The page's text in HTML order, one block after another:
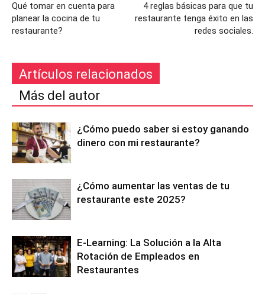
Qué tomar en cuenta para
planear la cocina de tu
restaurante?
4 reglas básicas para que tu
restaurante tenga éxito en las
redes sociales.
Artículos relacionados
Más del autor
¿Cómo puedo saber si estoy ganando
dinero con mi restaurante?
¿Cómo aumentar las ventas de tu
restaurante este 2025?
E-Learning: La Solución a la Alta
Rotación de Empleados en
Restaurantes